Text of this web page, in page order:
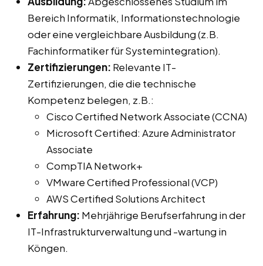
Bereich Informatik, Informationstechnologie
oder eine vergleichbare Ausbildung (z.B.
Fachinformatiker für Systemintegration).
Zertifizierungen: Relevante IT-
Zertifizierungen, die die technische
Kompetenz belegen, z.B.:
Cisco Certified Network Associate (CCNA)
Microsoft Certified: Azure Administrator
Associate
CompTIA Network+
VMware Certified Professional (VCP)
AWS Certified Solutions Architect
Erfahrung: Mehrjährige Berufserfahrung in der
IT-Infrastrukturverwaltung und -wartung in
Köngen.